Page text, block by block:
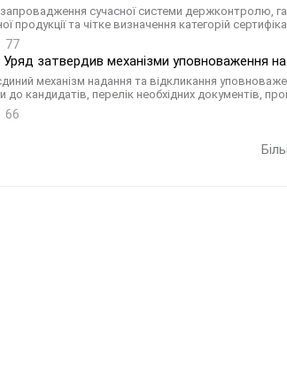
запровадження сучасної системи держконтролю,
продукції та чітке визначення категорій
77
затвердив механізми уповноваження на
механізм надання та відкликання
до кандидатів, перелік необхідних документів,
66